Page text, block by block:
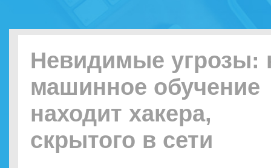
Невидимые угрозы:
машинное обучение
находит хакера,
скрытого в сети